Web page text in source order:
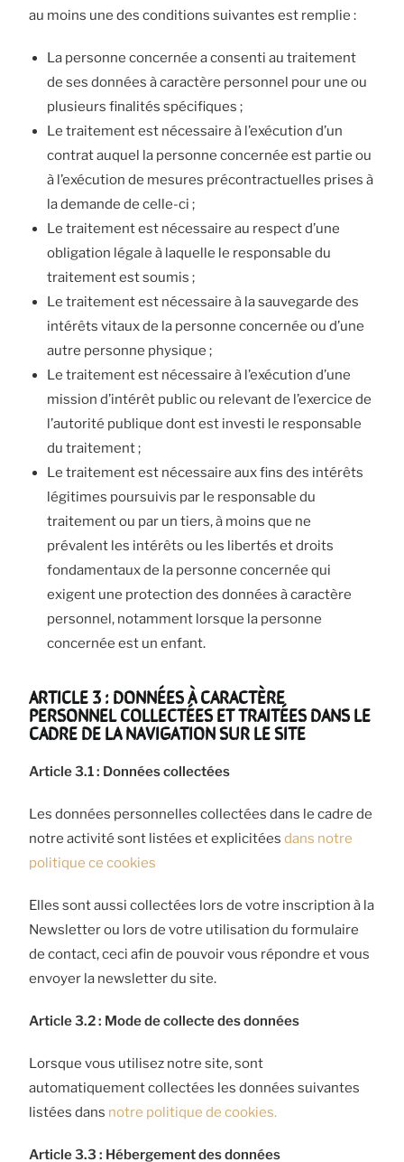
au moins une des conditions suivantes est remplie :
La personne concernée a consenti au traitement
de ses données à caractère personnel pour une ou
plusieurs finalités spécifiques ;
Le traitement est nécessaire à l’exécution d’un
contrat auquel la personne concernée est partie ou
à l’exécution de mesures précontractuelles prises à
la demande de celle-ci ;
Le traitement est nécessaire au respect d’une
obligation légale à laquelle le responsable du
traitement est soumis ;
Le traitement est nécessaire à la sauvegarde des
intérêts vitaux de la personne concernée ou d’une
autre personne physique ;
Le traitement est nécessaire à l’exécution d’une
mission d’intérêt public ou relevant de l’exercice de
l’autorité publique dont est investi le responsable
du traitement ;
Le traitement est nécessaire aux fins des intérêts
légitimes poursuivis par le responsable du
traitement ou par un tiers, à moins que ne
prévalent les intérêts ou les libertés et droits
fondamentaux de la personne concernée qui
exigent une protection des données à caractère
personnel, notamment lorsque la personne
concernée est un enfant.
ARTICLE 3 : DONNÉES À CARACTÈRE
PERSONNEL COLLECTÉES ET TRAITÉES DANS LE
CADRE DE LA NAVIGATION SUR LE SITE
Article 3.1 : Données collectées
Les données personnelles collectées dans le cadre de
notre activité sont listées et explicitéesdans notre
politique ce cookies
Elles sont aussi collectées lors de votre inscription à la
Newsletter ou lors de votre utilisation du formulaire
de contact, ceci afin de pouvoir vous répondre et vous
envoyer la newsletter du site.
Article 3.2 : Mode de collecte des données
Lorsque vous utilisez notre site, sont
automatiquement collectées les données suivantes
listées dans notre politique de cookies.
Article 3.3 : Hébergement des données